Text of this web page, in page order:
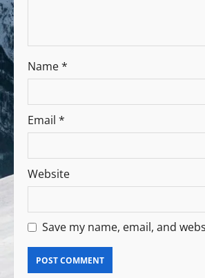
Name*
Email *
Website
Save my name, email, and